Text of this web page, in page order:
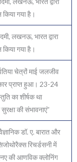
किया गया है।
लखनऊ, भारत द्वारा
किया गया है।
चेत्रों माई जलजीव
प्राप्त हुआ। 23-24
का शीर्षक था
की संभावनाएं”
डॉ. ए. बारात और
रिचर्डसनी में
की आणविक क्लोनिंग